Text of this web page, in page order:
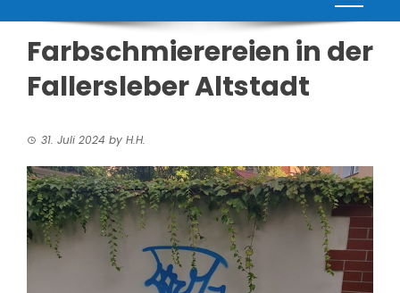
Farbschmierereien in der
Fallersleber Altstadt
31. Juli 2024 by H.H.